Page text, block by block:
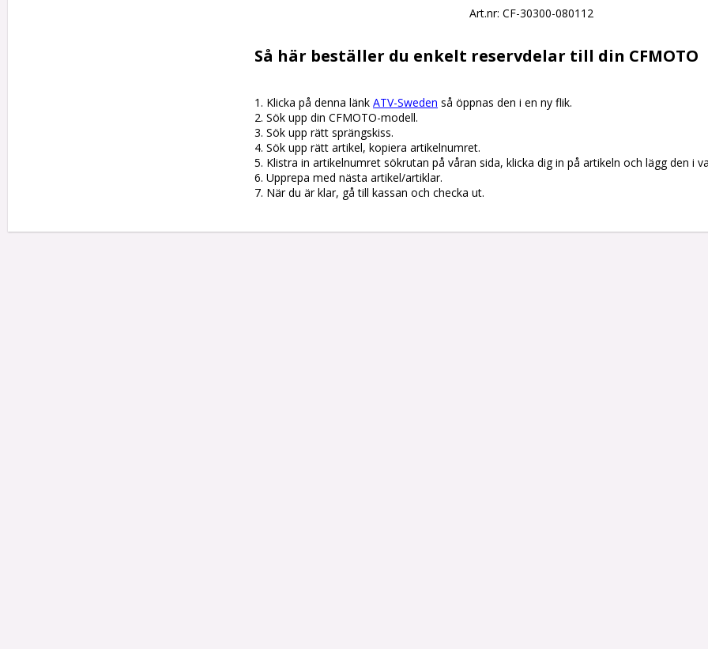
Art.nr: CF-30300-080112
Så här beställer du enkelt reservdelar till din CFMOTO
1. Klicka på denna länk ATV-Sweden så öppnas den i en ny flik.
2. Sök upp din CFMOTO-modell.
3. Sök upp rätt sprängskiss.
4. Sök upp rätt artikel, kopiera artikelnumret.
5. Klistra in artikelnumret sökrutan på våran sida, klicka dig in på artikeln och lägg den i
6. Upprepa med nästa artikel/artiklar.
7. När du är klar, gå till kassan och checka ut.